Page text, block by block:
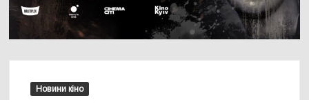
Новини кіно